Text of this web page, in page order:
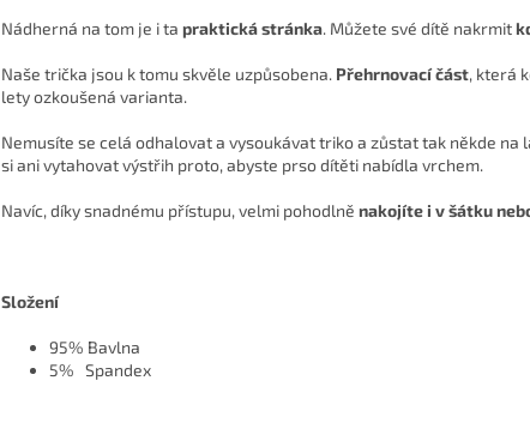
Nádherná na tom je i ta praktická stránka. Můžete své dítě nakrmit
Naše trička jsou k tomu skvěle uzpůsobena. Přehrnovací část, která
lety ozkoušená varianta.
Nemusíte se celá odhalovat a vysoukávat triko a zůstat tak někde
si ani vytahovat výstřih proto, abyste prso dítěti nabídla vrchem.
Navíc, díky snadnému přístupu, velmi pohodlně nakojíte i v šátku
Složení
95% Bavlna
5% Spandex